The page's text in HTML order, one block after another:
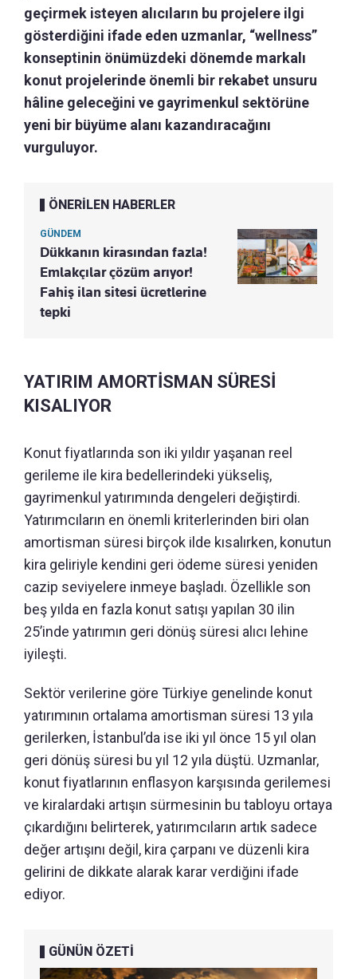
geçirmek isteyen alıcıların bu projelere ilgi
gösterdiğini ifade eden uzmanlar, “wellness”
konseptinin önümüzdeki dönemde markalı
konut projelerinde önemli bir rekabet unsuru
hâline geleceğini ve gayrimenkul sektörüne
yeni bir büyüme alanı kazandıracağını
vurguluyor.
ÖNERİLEN HABERLER
GÜNDEM
Dükkanın kirasından fazla!
Emlakçılar çözüm arıyor!
Fahiş ilan sitesi ücretlerine
tepki
YATIRIM AMORTİSMAN SÜRESİ
KISALIYOR
Konut fiyatlarında son iki yıldır yaşanan reel
gerileme ile kira bedellerindeki yükseliş,
gayrimenkul yatırımında dengeleri değiştirdi.
Yatırımcıların en önemli kriterlerinden biri olan
amortisman süresi birçok ilde kısalırken, konutun
kira geliriyle kendini geri ödeme süresi yeniden
cazip seviyelere inmeye başladı. Özellikle son
beş yılda en fazla konut satışı yapılan 30 ilin
25’inde yatırımın geri dönüş süresi alıcı lehine
iyileşti.
Sektör verilerine göre Türkiye genelinde konut
yatırımının ortalama amortisman süresi 13 yıla
gerilerken, İstanbul’da ise iki yıl önce 15 yıl olan
geri dönüş süresi bu yıl 12 yıla düştü. Uzmanlar,
konut fiyatlarının enflasyon karşısında gerilemesi
ve kiralardaki artışın sürmesinin bu tabloyu ortaya
çıkardığını belirterek, yatırımcıların artık sadece
değer artışını değil, kira çarpanı ve düzenli kira
gelirini de dikkate alarak karar verdiğini ifade
ediyor.
GÜNÜN ÖZETİ